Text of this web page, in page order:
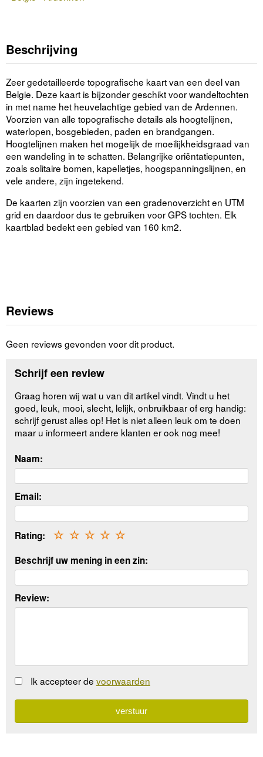
Beschrijving
Zeer gedetailleerde topografische kaart van een deel van
Belgie. Deze kaart is bijzonder geschikt voor wandeltochten
in met name het heuvelachtige gebied van de Ardennen.
Voorzien van alle topografische details als hoogtelijnen,
waterlopen, bosgebieden, paden en brandgangen.
Hoogtelijnen maken het mogelijk de moeilijkheidsgraad van
een wandeling in te schatten. Belangrijke oriëntatiepunten,
zoals solitaire bomen, kapelletjes, hoogspanningslijnen, en
vele andere, zijn ingetekend.
De kaarten zijn voorzien van een gradenoverzicht en UTM
grid en daardoor dus te gebruiken voor GPS tochten. Elk
kaartblad bedekt een gebied van 160 km2.
Reviews
Geen reviews gevonden voor dit product.
Schrijf een review
Graag horen wij wat u van dit artikel vindt. Vindt u het
goed, leuk, mooi, slecht, lelijk, onbruikbaar of erg handig:
schrijf gerust alles op! Het is niet alleen leuk om te doen
maar u informeert andere klanten er ook nog mee!
Naam:
Email:
Rating: ☆
☆
☆
☆
☆
Beschrijf uw mening in een zin:
Review:
Ik accepteer de voorwaarden